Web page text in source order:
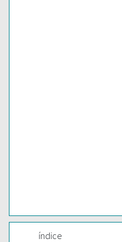
índice